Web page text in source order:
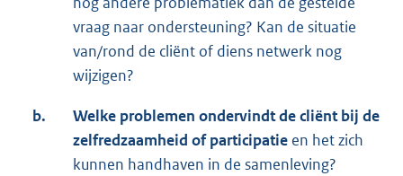
vraag naar ondersteuning? Kan de situatie
van/rond de cliënt of diens netwerk nog
wijzigen?
b.
Welke problemen ondervindt de cliënt bij de
zelfredzaamheid of participatie en het zich
kunnen handhaven in de samenleving?